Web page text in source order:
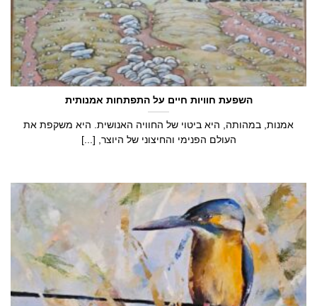
השפעת חוויות חיים על התפתחות אמנותית
אמנות, במהותה, היא ביטוי של החוויה האנושית. היא משקפת את
העולם הפנימי והחיצוני של היוצר, [...]